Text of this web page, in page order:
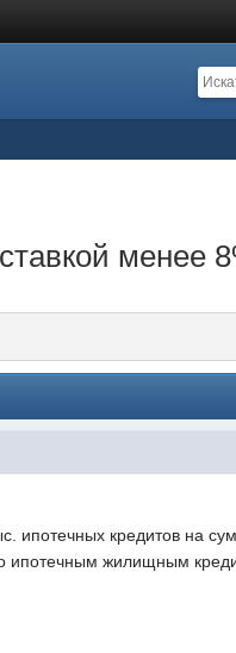
менее
ипотечных кредитов на
жилищным